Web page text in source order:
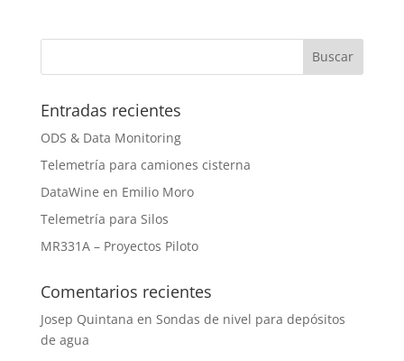
Entradas recientes
ODS & Data Monitoring
Telemetría para camiones cisterna
DataWine en Emilio Moro
Telemetría para Silos
MR331A – Proyectos Piloto
Comentarios recientes
Josep Quintana en Sondas de nivel para depósitos
de agua